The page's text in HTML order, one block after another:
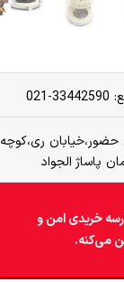
حضور،خیابان ری،کوچه
پاساژ الجواد
خریدی امن و
می‌کنه.